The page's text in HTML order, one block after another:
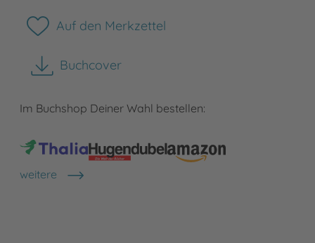
Auf den Merkzettel
Buchcover
herunterladen
Im Buchshop Deiner Wahl bestellen:
weitere
Shops anzeigen